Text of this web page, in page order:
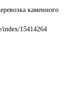
каменного
index/15414264